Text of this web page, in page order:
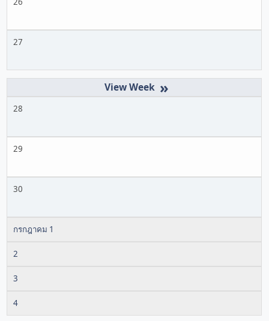
27
»
28
29
30
กรกฎาคม 1
2
3
4